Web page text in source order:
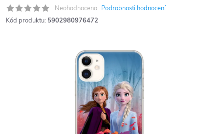
Neohodnoceno Podrobnosti hodnocení
Kód produktu: 5902980976472